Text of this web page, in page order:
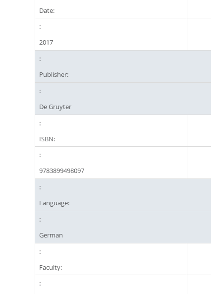
Date:
2017
Publisher:
De Gruyter
ISBN:
9783899498097
Language:
German
Faculty: